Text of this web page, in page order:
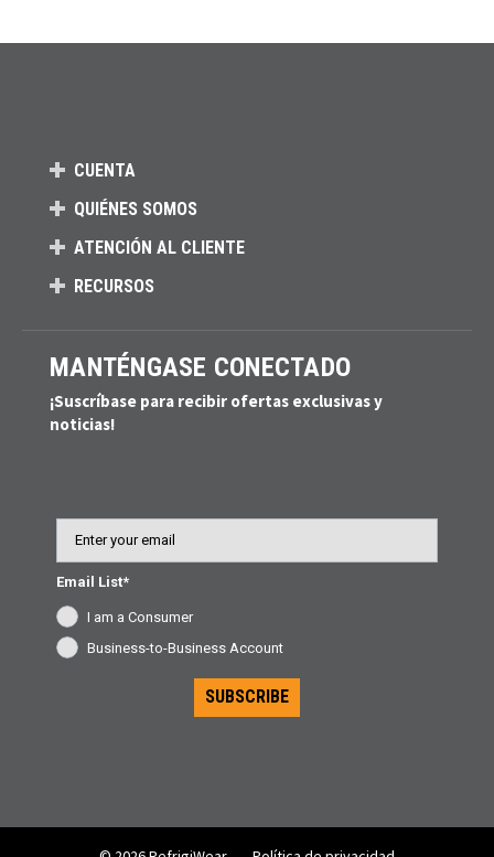
CUENTA
QUIÉNES SOMOS
ATENCIÓN AL CLIENTE
RECURSOS
MANTÉNGASE CONECTADO
¡Suscríbase para recibir ofertas exclusivas y
noticias!
Email List*
I am a Consumer
Business-to-Business Account
SUBSCRIBE